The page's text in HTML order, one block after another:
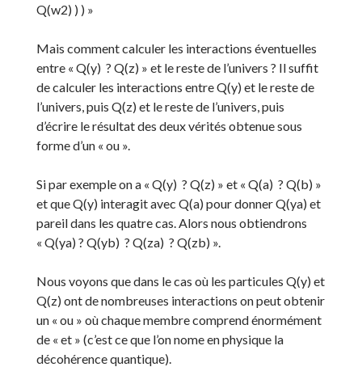
Q(w2) ) ) »
Mais comment calculer les interactions éventuelles
entre « Q(y) ? Q(z) » et le reste de l’univers ? Il suffit
de calculer les interactions entre Q(y) et le reste de
l’univers, puis Q(z) et le reste de l’univers, puis
d’écrire le résultat des deux vérités obtenue sous
forme d’un « ou ».
Si par exemple on a « Q(y) ? Q(z) » et « Q(a) ? Q(b) »
et que Q(y) interagit avec Q(a) pour donner Q(ya) et
pareil dans les quatre cas. Alors nous obtiendrons
« Q(ya) ? Q(yb) ? Q(za) ? Q(zb) ».
Nous voyons que dans le cas où les particules Q(y) et
Q(z) ont de nombreuses interactions on peut obtenir
un « ou » où chaque membre comprend énormément
de « et » (c’est ce que l’on nome en physique la
décohérence quantique).